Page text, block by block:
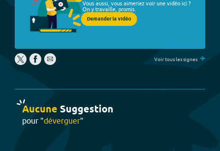
Vous aussi, vous aimeriez voir une vidéo ici ?
On y travaille, promis.
Demander la vidéo
Voir tous les signes +
Aucune Suggestion
pour "déverguer"